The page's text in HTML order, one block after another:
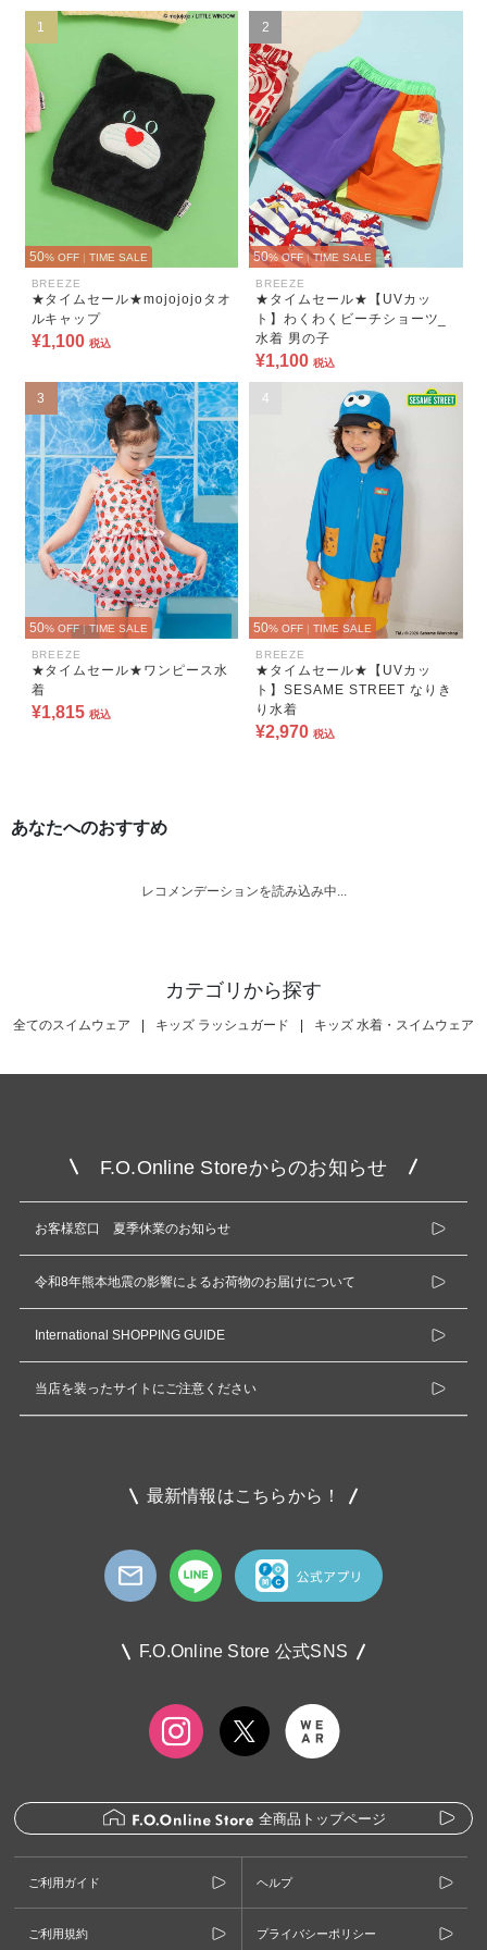
1
50% OFF | TIME SALE
BREEZE
★タイムセール★mojojojoタオ
ルキャップ
¥1,100 税込
2
50% OFF | TIME SALE
BREEZE
★タイムセール★【UVカッ
ト】わくわくビーチショーツ_
水着 男の子
¥1,100 税込
3
50% OFF | TIME SALE
BREEZE
★タイムセール★ワンピース水
着
¥1,815 税込
4
50% OFF | TIME SALE
BREEZE
★タイムセール★【UVカッ
ト】SESAME STREET なりき
り水着
¥2,970 税込
あなたへのおすすめ
レコメンデーションを読み込み中...
カテゴリから探す
全てのスイムウェア | キッズ ラッシュガード | キッズ 水着・スイムウェア
F.O.Online Storeからのお知らせ
お客様窓口 夏季休業のお知らせ
令和8年熊本地震の影響によるお荷物のお届けについて
International SHOPPING GUIDE
当店を装ったサイトにご注意ください
最新情報はこちらから！
F.O.Online Store 公式SNS
全商品トップページ
ご利用ガイド ヘルプ
ご利用規約 プライバシーポリシー